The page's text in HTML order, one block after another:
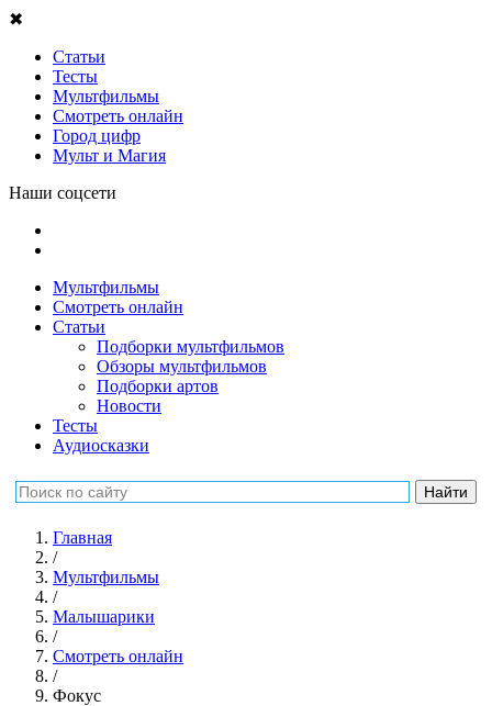
✖
Статьи
Тесты
Мультфильмы
Смотреть онлайн
Город цифр
Мульт и Магия
Наши соцсети
Мультфильмы
Смотреть онлайн
Статьи
Подборки мультфильмов
Обзоры мультфильмов
Подборки артов
Новости
Тесты
Аудиосказки
Главная
/
Мультфильмы
/
Малышарики
/
Смотреть онлайн
/
Фокус